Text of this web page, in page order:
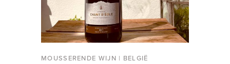
MOUSSERENDE WIJN | BELGIË